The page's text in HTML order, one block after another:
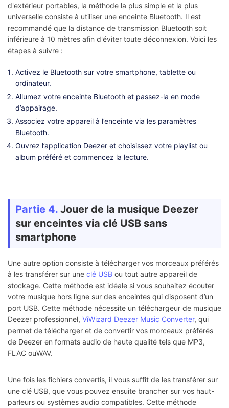
d'extérieur portables, la méthode la plus simple et la plus
universelle consiste à utiliser une enceinte Bluetooth. Il est
recommandé que la distance de transmission Bluetooth soit
inférieure à 10 mètres afin d'éviter toute déconnexion. Voici les
étapes à suivre :
Activez le Bluetooth sur votre smartphone, tablette ou
ordinateur.
Allumez votre enceinte Bluetooth et passez-la en mode
d’appairage.
Associez votre appareil à l’enceinte via les paramètres
Bluetooth.
Ouvrez l’application Deezer et choisissez votre playlist ou
album préféré et commencez la lecture.
Partie 4. Jouer de la musique Deezer
sur enceintes via clé USB sans
smartphone
Une autre option consiste à télécharger vos morceaux préférés
à les transférer sur une clé USB ou tout autre appareil de
stockage. Cette méthode est idéale si vous souhaitez écouter
votre musique hors ligne sur des enceintes qui disposent d’un
port USB. Cette méthode nécessite un téléchargeur de musique
Deezer professionnel, ViWizard Deezer Music Converter, qui
permet de télécharger et de convertir vos morceaux préférés
de Deezer en formats audio de haute qualité tels que MP3,
FLAC ouWAV.
Une fois les fichiers convertis, il vous suffit de les transférer sur
une clé USB, que vous pouvez ensuite brancher sur vos haut-
parleurs ou systèmes audio compatibles. Cette méthode